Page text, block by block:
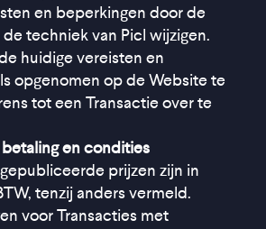
en beperkingen door de
techniek van Picl wijzigen.
huidige vereisten en
opgenomen op de Website te
tot een Transactie over te
en condities
prijzen zijn in
tenzij anders vermeld.
voor Transacties met